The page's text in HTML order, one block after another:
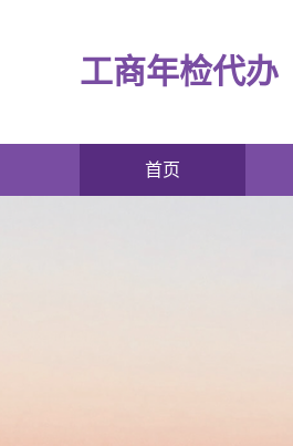
工商年检代办
首页